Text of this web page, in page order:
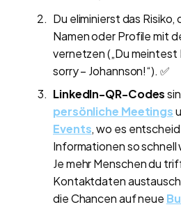
Du eliminierst das
Namen oder Profile mit
vernetzen („Du meintest
sorry – Johannson!“). ✅
LinkedIn-QR-Codes
persönliche Meetings
Events, wo es
Informationen so schnell
Je mehr Menschen du
Kontaktdaten
die Chancen auf neue